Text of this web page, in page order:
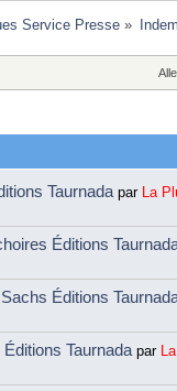
Service Presse »
Taurnada par La
Éditions
Éditions
Taurnada par